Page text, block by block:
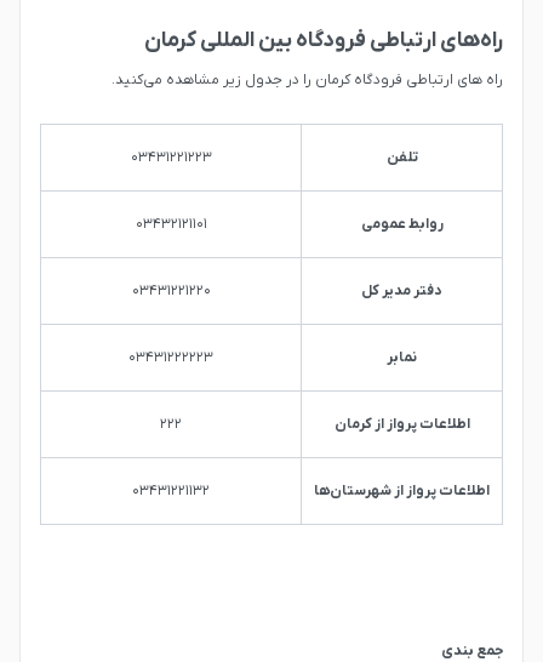
راه‌های ارتباطی فرودگاه بین المللی کرمان
راه های ارتباطی فرودگاه کرمان را در جدول زیر مشاهده می‌کنید.
تلفن ۰۳۴۳۱۲۲۱۲۲۳
روابط عمومی ۰۳۴۳۲۱۲۱۱۰۱
دفتر مدیر کل ۰۳۴۳۱۲۲۱۲۲۰
نمابر ۰۳۴۳۱۲۲۲۲۲۳
اطلاعات پرواز از کرمان ۲۲۲
اطلاعات پرواز از شهرستان‌ها ۰۳۴۳۱۲۲۱۱۳۲
جمع بندی